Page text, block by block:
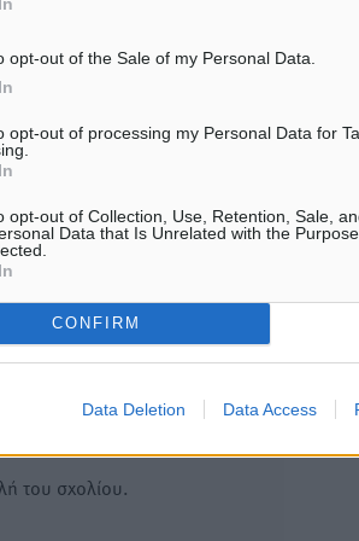
opt-out of the Sale of my Personal Data.
opt-out of processing my Personal Data for
opt-out of Collection, Use, Retention, Sale,
Data that Is Unrelated with the
CONFIRM
Data Deletion Data Access
αναβαθμίσεις σε ολόκληρο το
· 08:07
Η Δημοκρατική δεν υιοθετεί
όποια σχόλια θεωρούμε
Χρήστες που δεν τηρούν
του σχολίου.